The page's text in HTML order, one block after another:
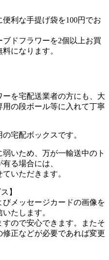
利な手提げ袋を100円でお
ドフラワーを2個以上お買
になります。
を宅配送業者の方にも、大
の段ボール等に入れて丁寧
いため、万が一輸送中のト
る場合には、
いただきます。
】
メッセージカードの画像を
たします。
ので安心できます。またそ
正などが必要であれば変更